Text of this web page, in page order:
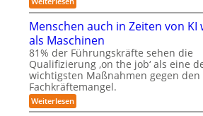
s
u
n
g
e
n
s
e
m
f
ü
r
R
I
d
u
s
r
i
e
r
o
c
v
o
n
m
i
l
i
t
ä
t
i
o
n
e
n
-
S
c
h
w
e
P
ä
s
e
n
t
a
t
i
o
Menschen auch in Zeiten von KI
als Maschinen
81% der Führungskräfte sehen die
Qualifizierung ‚on the job‘ als eine
wichtigsten Maßnahmen gegen den
Fachkräftemangel.
Weiterlesen:
M